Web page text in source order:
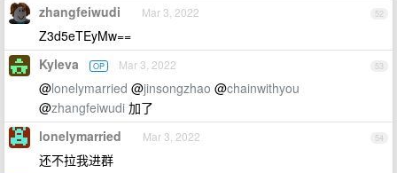
52
zhangfeiwudi Mar 3, 2022
Z3d5eTEyMw==
53
Kyleva OP Mar 3, 2022
@lonelymarried @jinsongzhao @chainwithyou
@zhangfeiwudi 加了
54
lonelymarried Mar 3, 2022
还不拉我进群